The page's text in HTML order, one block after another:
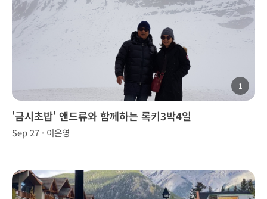
1
'금시초밥' 앤드류와 함께하는 록키3박4일
Sep 27 · 이은영